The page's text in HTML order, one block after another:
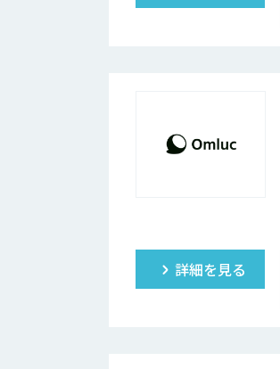
詳細を見る